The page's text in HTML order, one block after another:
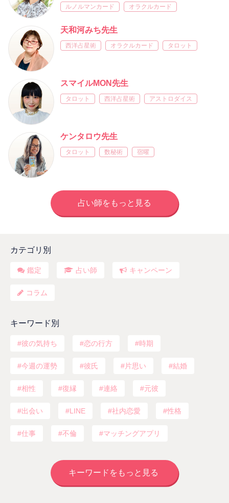
ルノルマンカード
オラクルカード
天和河みち先生
西洋占星術 オラクルカード タロット
スマイルMON先生
タロット 西洋占星術 アストロダイス
ケンタロウ先生
タロット 数秘術 宿曜
占い師をもっと見る
カテゴリ別
鑑定 占い師 キャンペーン
コラム
キーワード別
彼の気持ち 恋の行方 時期
今週の運勢 彼氏 片思い 結婚
相性 復縁 連絡 元彼
出会い LINE 社内恋愛 性格
仕事 不倫 マッチングアプリ
キーワードをもっと見る